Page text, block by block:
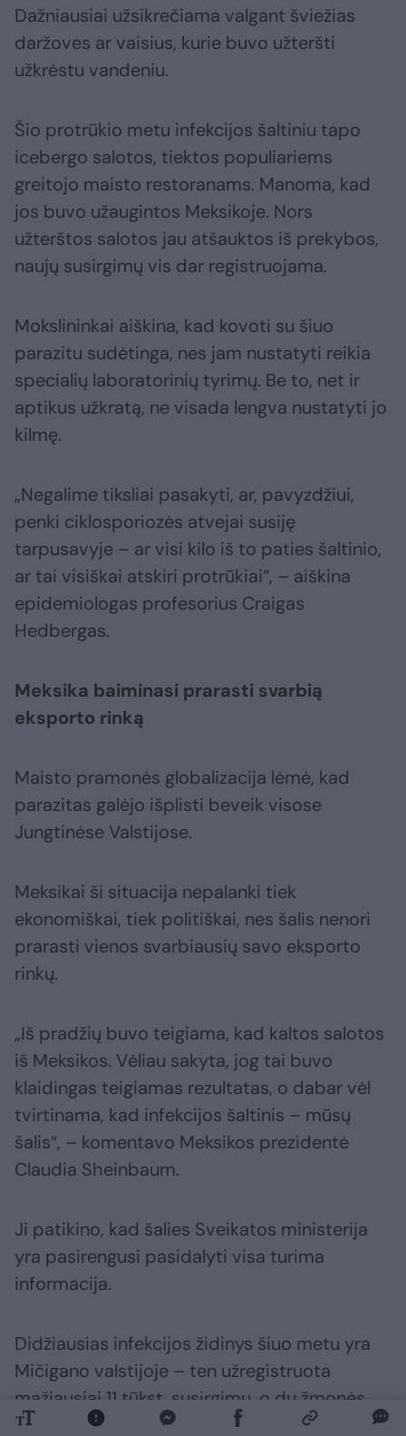
Dažniausiai užsikrečiama valgant šviežias
daržoves ar vaisius, kurie buvo užteršti
užkrėstu vandeniu.
Šio protrūkio metu infekcijos šaltiniu tapo
icebergo salotos, tiektos populiariems
greitojo maisto restoranams. Manoma, kad
jos buvo užaugintos Meksikoje. Nors
užterštos salotos jau atšauktos iš prekybos,
naujų susirgimų vis dar registruojama.
Mokslininkai aiškina, kad kovoti su šiuo
parazitu sudėtinga, nes jam nustatyti reikia
specialių laboratorinių tyrimų. Be to, net ir
aptikus užkratą, ne visada lengva nustatyti jo
kilmę.
„Negalime tiksliai pasakyti, ar, pavyzdžiui,
penki ciklosporiozės atvejai susiję
tarpusavyje – ar visi kilo iš to paties šaltinio,
ar tai visiškai atskiri protrūkiai“, – aiškina
epidemiologas profesorius Craigas
Hedbergas.
Meksika baiminasi prarasti svarbią
eksporto rinką
Maisto pramonės globalizacija lėmė, kad
parazitas galėjo išplisti beveik visose
Jungtinėse Valstijose.
Meksikai ši situacija nepalanki tiek
ekonomiškai, tiek politiškai, nes šalis nenori
prarasti vienos svarbiausių savo eksporto
rinkų.
„Iš pradžių buvo teigiama, kad kaltos salotos
iš Meksikos. Vėliau sakyta, jog tai buvo
klaidingas teigiamas rezultatas, o dabar vėl
tvirtinama, kad infekcijos šaltinis – mūsų
šalis“, – komentavo Meksikos prezidentė
Claudia Sheinbaum.
Ji patikino, kad šalies Sveikatos ministerija
yra pasirengusi pasidalyti visa turima
informacija.
Didžiausias infekcijos židinys šiuo metu yra
Mičigano valstijoje – ten užregistruota
mažiausiai 11 tūkst. susirgimų, o du žmonės
mirė.